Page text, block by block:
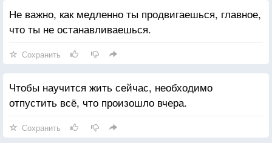
Не важно, как медленно ты продвигаешься, главное,
что ты не останавливаешься.
Сохранить
Чтобы научится жить сейчас, необходимо
отпустить всё, что произошло вчера.
Сохранить